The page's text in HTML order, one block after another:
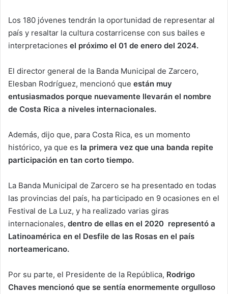
Los 180 jóvenes tendrán la oportunidad de representar al
país y resaltar la cultura costarricense con sus bailes e
interpretaciones el próximo el 01 de enero del 2024.
El director general de la Banda Municipal de Zarcero,
Elesban Rodríguez, mencionó que están muy
entusiasmados porque nuevamente llevarán el nombre
de Costa Rica a niveles internacionales.
Además, dijo que, para Costa Rica, es un momento
histórico, ya que es la primera vez que una banda repite
participación en tan corto tiempo.
La Banda Municipal de Zarcero se ha presentado en todas
las provincias del país, ha participado en 9 ocasiones en el
Festival de La Luz, y ha realizado varias giras
internacionales, dentro de ellas en el 2020 representó a
Latinoamérica en el Desfile de las Rosas en el país
norteamericano.
Por su parte, el Presidente de la República, Rodrigo
Chaves mencionó que se sentía enormemente orgulloso